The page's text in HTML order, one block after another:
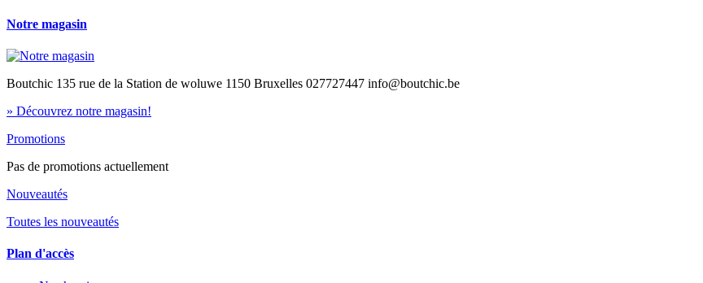
Notre magasin
Boutchic 135 rue de la Station de woluwe 1150 Bruxelles 027727447 info@boutchic.be
» Découvrez notre magasin!
Promotions
Pas de promotions actuellement
Nouveautés
Toutes les nouveautés
Plan d'accès